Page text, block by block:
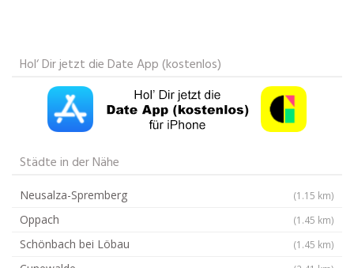
Hol‘ Dir jetzt die Date App (kostenlos)
Städte in der Nähe
Neusalza-Spremberg (1.15 km)
Oppach (1.45 km)
Schönbach bei Löbau (1.45 km)